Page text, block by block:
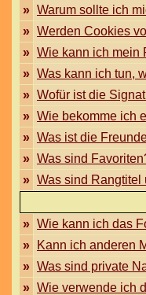
» Warum sollte ich
» Werden Cookies
» Wie kann ich mein
» Was kann ich tun,
» Wofür ist die
» Wie bekomme ich
» Was ist die
» Was sind
» Was sind
» Wie kann ich das
»
Kann ich anderen
» Was sind private
» Wie verwende ich